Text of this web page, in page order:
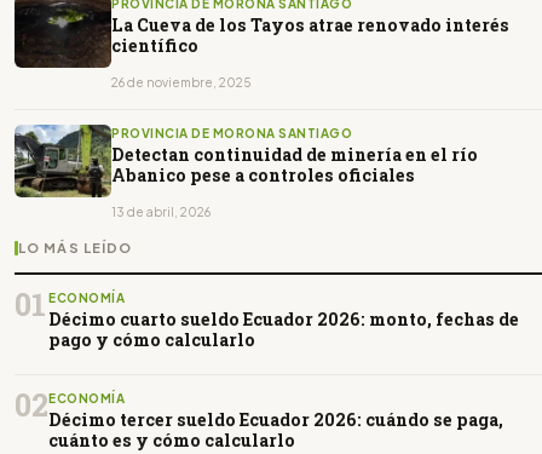
PROVINCIA DE MORONA SANTIAGO
La Cueva de los Tayos atrae renovado interés
científico
26 de noviembre, 2025
PROVINCIA DE MORONA SANTIAGO
Detectan continuidad de minería en el río
Abanico pese a controles oficiales
13 de abril, 2026
LO MÁS LEÍDO
01 ECONOMÍA
Décimo cuarto sueldo Ecuador 2026: monto, fechas de
pago y cómo calcularlo
02 ECONOMÍA
Décimo tercer sueldo Ecuador 2026: cuándo se paga,
cuánto es y cómo calcularlo